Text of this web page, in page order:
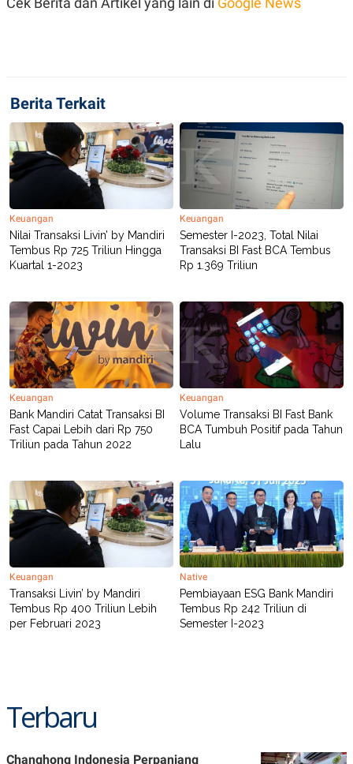
SA
K
O
N
T
A
N
T
L
I
P
S
U
S
JARINGAN
K
A
N
A
C
A
D
E
Y
P
S
S
R
E
L
E
A
S
.
I
D
A
G
A
N
N
C
E
T
K
I
N
E
J
A
M
I
T
E
RT
I
Berita Terkait
Keuangan
Nilai Transaksi Livin’ by Mandiri
Tembus Rp 725 Triliun Hingga
Kuartal 1-2023
Keuangan
Semester I-2023, Total Nilai
Transaksi BI Fast BCA Tembus
Rp 1.369 Triliun
Keuangan
Bank Mandiri Catat Transaksi BI
Fast Capai Lebih dari Rp 750
Triliun pada Tahun 2022
Keuangan
Volume Transaksi BI Fast Bank
BCA Tumbuh Positif pada Tahun
Lalu
Keuangan
Transaksi Livin’ by Mandiri
Tembus Rp 400 Triliun Lebih
per Februari 2023
Native
Pembiayaan ESG Bank Mandiri
Tembus Rp 242 Triliun di
Semester I-2023
Terbaru
Changhong Indonesia Perpanjang